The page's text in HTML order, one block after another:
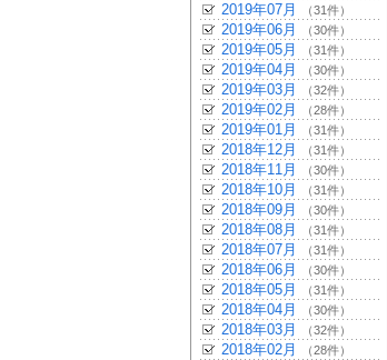
2019年07月 （31件）
2019年06月 （30件）
2019年05月 （31件）
2019年04月 （30件）
2019年03月 （32件）
2019年02月 （28件）
2019年01月 （31件）
2018年12月 （31件）
2018年11月 （30件）
2018年10月 （31件）
2018年09月 （30件）
2018年08月 （31件）
2018年07月 （31件）
2018年06月 （30件）
2018年05月 （31件）
2018年04月 （30件）
2018年03月 （32件）
2018年02月 （28件）